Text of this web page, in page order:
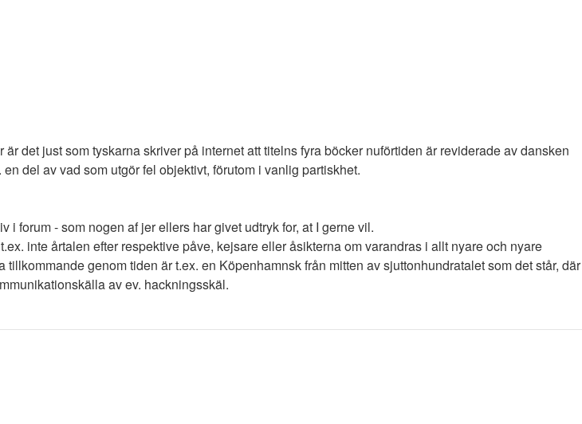
det just som tyskarna skriver på internet att titelns fyra böcker nuförtiden är reviderade av dansken
del av vad som utgör fel objektivt, förutom i vanlig partiskhet.
forum - som nogen af jer ellers har givet udtryk for, at I gerne vil.
inte årtalen efter respektive påve, kejsare eller åsikterna om varandras i allt nyare och nyare
genom tiden är t.ex. en Köpenhamnsk från mitten av sjuttonhundratalet som det står, där
av ev. hackningsskäl.